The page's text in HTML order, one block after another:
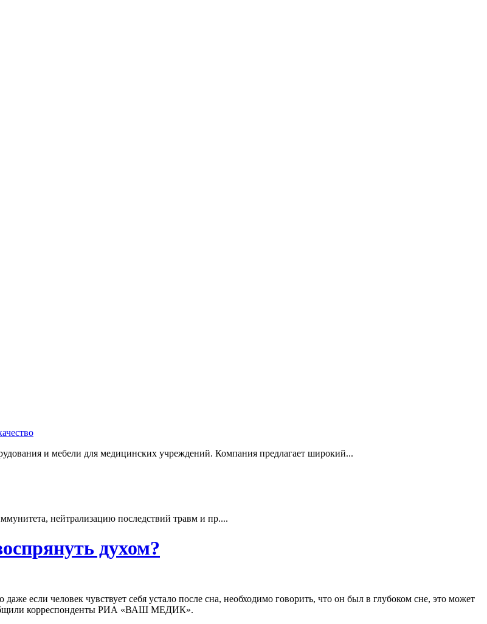
и мебели для медицинских учреждений. Компания предлагает широкий...
нейтрализацию последствий травм и пр....
духом?
даже если человек чувствует себя устало после сна, необходимо говорить, что он был в глубоком сне, это может
корреспонденты РИА «ВАШ МЕДИК».